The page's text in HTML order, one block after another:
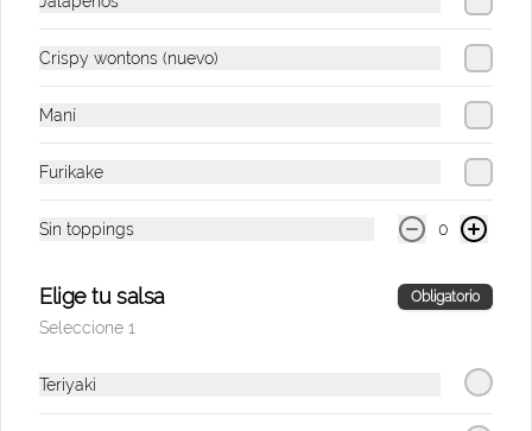
Palenq' Bowl (nueva receta)
Bowl de arroz de sushi, atún marinado,
aguacate, palmito de cangrejo,
Crispy wontons (nuevo)
Maní
Furikake
Sin toppings 0
Elige tu salsa Obligatorio
Seleccione 1
Teriyaki